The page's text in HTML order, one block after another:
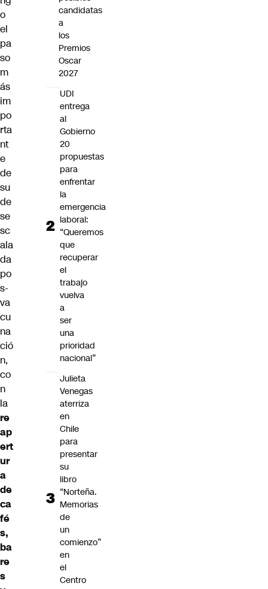
o
el
pa
so
m
ás
im
po
rta
nt
e
de
su
de
se
sc
ala
da
po
s-
va
cu
na
ció
n,
co
n
la
re
ap
ert
ur
a
de
ca
fé
s,
ba
re
s
candidatas
a
los
Premios
Oscar
2027
UDI
entrega
al
Gobierno
20
propuestas
para
enfrentar
la
emergencia
laboral:
“Queremos
que
recuperar
el
trabajo
vuelva
a
ser
una
prioridad
nacional”
Julieta
Venegas
aterriza
en
Chile
para
presentar
su
libro
“Norteña.
Memorias
de
un
comienzo”
en
el
Centro